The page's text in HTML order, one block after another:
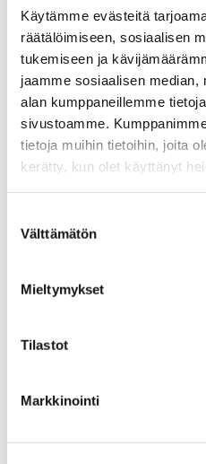
Käytämme evästeitä
räätälöimiseen, sosiaalisen
tukemiseen ja
jaamme sosiaalisen median,
alan kumppaneillemme
sivustoamme.
tietoja muihin tietoihin, joita
kerätty, kun olet käyttänyt
valinta
Välttämätön
Mieltymykset
Tilastot
Markkinointi
Kävelyn havainnointi ja
Neurologisen
Bobath (2021)
Faskiamanipulaatio
neurologisessa
Spiral Stabilation -
Skolioosi-koulutus (2022)
lisäkoulutuksia liittyen
fysioterapiaan sekä
Olen valmistunut
2004. Työskentelen